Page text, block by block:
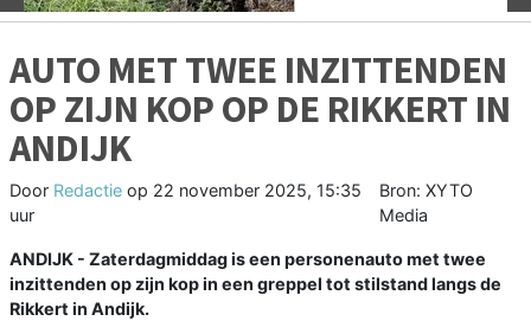
AUTO MET TWEE INZITTENDEN
OP ZIJN KOP OP DE RIKKERT IN
ANDIJK
Door Redactie op 22 november 2025, 15:35
uur
Bron: XYTO
Media
ANDIJK - Zaterdagmiddag is een personenauto met twee
inzittenden op zijn kop in een greppel tot stilstand langs de
Rikkert in Andijk.